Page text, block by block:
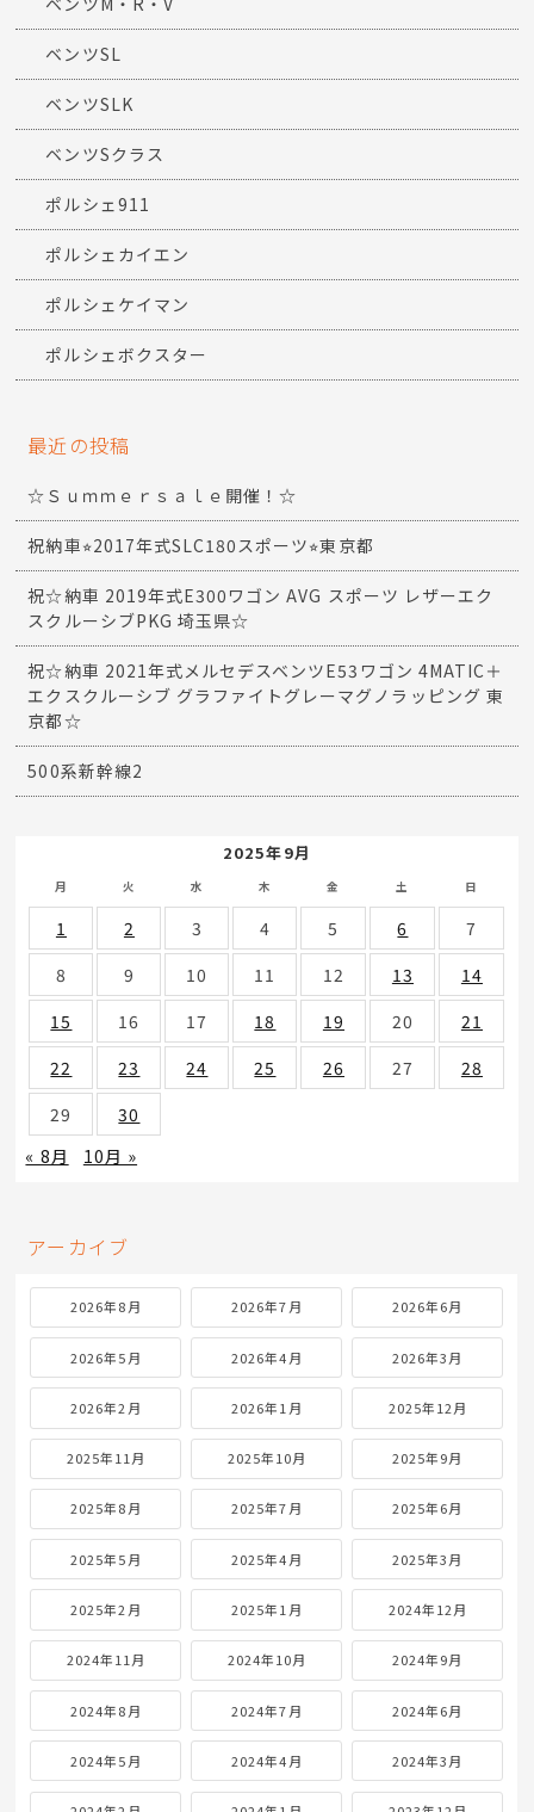
ベンツSL
ベンツSLK
ベンツSクラス
ポルシェ911
ポルシェカイエン
ポルシェケイマン
ポルシェボクスター
最近の投稿
☆Ｓｕｍｍｅｒｓａｌｅ開催！☆
祝納車⭐︎2017年式SLC180スポーツ⭐︎東京都
祝☆納車 2019年式E300ワゴン AVG スポーツ レザーエク
スクルーシブPKG 埼玉県☆
祝☆納車 2021年式メルセデスベンツE53ワゴン 4MATIC＋
エクスクルーシブ グラファイトグレーマグノラッピング 東
京都☆
500系新幹線2
2025年9月
月 火 水 木 金 土 日
1 2 3 4 5 6
7
8
9 10 11 12 13
14
15
16 17 18 19 20
21
22
23 24 25 26 27
28
29
30
« 8月
10月 »
アーカイブ
2026年8月 2026年7月 2026年6月
2026年5月 2026年4月 2026年3月
2026年2月 2026年1月 2025年12月
2025年11月 2025年10月 2025年9月
2025年8月 2025年7月 2025年6月
2025年5月 2025年4月 2025年3月
2025年2月 2025年1月 2024年12月
2024年11月 2024年10月 2024年9月
2024年8月 2024年7月 2024年6月
2024年5月 2024年4月 2024年3月